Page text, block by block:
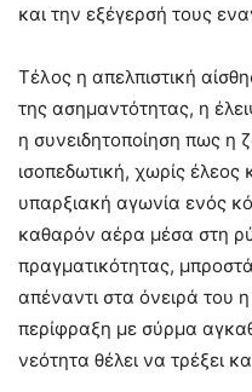
και την εξέγερσή τους
Τέλος η απελπιστική
της ασημαντότητας, η
η συνειδητοποίηση πως η
ισοπεδωτική, χωρίς
υπαρξιακή αγωνία ενός
καθαρόν αέρα μέσα στη
πραγματικότητας,
απέναντι στα όνειρά του
περίφραξη με σύρμα
νεότητα θέλει να τρέξει